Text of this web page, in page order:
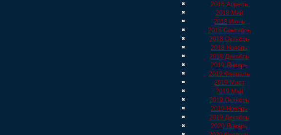
2018 Апрель
2018 Май
2018 Июнь
2018 Сентябрь
2018 Октябрь
2018 Ноябрь
2018 Декабрь
2019 Январь
2019 Февраль
2019 Март
2019 Май
2019 Октябрь
2019 Ноябрь
2019 Декабрь
2020 Январь